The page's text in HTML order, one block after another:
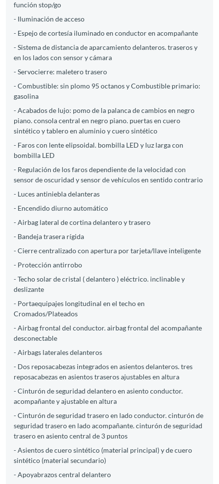
función stop/go
- Iluminación de acceso
- Espejo de cortesía iluminado en conductor en acompañante
- Sistema de distancia de aparcamiento delanteros. traseros y
en los lados con sensor y cámara
- Servocierre: maletero trasero
- Combustible: sin plomo 95 octanos y Combustible primario:
gasolina
- Acabados de lujo: pomo de la palanca de cambios en negro
piano. consola central en negro piano. puertas en cuero
sintético y tablero en aluminio y cuero sintético
- Faros con lente elipsoidal. bombilla LED y luz larga con
bombilla LED
- Regulación de los faros dependiente de la velocidad con
sensor de oscuridad y sensor de vehículos en sentido contrario
- Luces antiniebla delanteras
- Encendido diurno automático
- Airbag lateral de cortina delantero y trasero
- Bandeja trasera rígida
- Cierre centralizado con apertura por tarjeta/llave inteligente
- Protección antirrobo
- Techo solar de cristal ( delantero ) eléctrico. inclinable y
deslizante
- Portaequipajes longitudinal en el techo en
Cromados/Plateados
- Airbag frontal del conductor. airbag frontal del acompañante
desconectable
- Airbags laterales delanteros
- Dos reposacabezas integrados en asientos delanteros. tres
reposacabezas en asientos traseros ajustables en altura
- Cinturón de seguridad delantero en asiento conductor.
acompañante y ajustable en altura
- Cinturón de seguridad trasero en lado conductor. cinturón de
seguridad trasero en lado acompañante. cinturón de seguridad
trasero en asiento central de 3 puntos
- Asientos de cuero sintético (material principal) y de cuero
sintético (material secundario)
- Apoyabrazos central delantero